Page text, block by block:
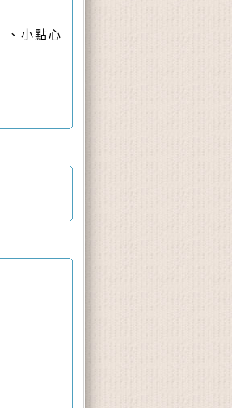
、小點心